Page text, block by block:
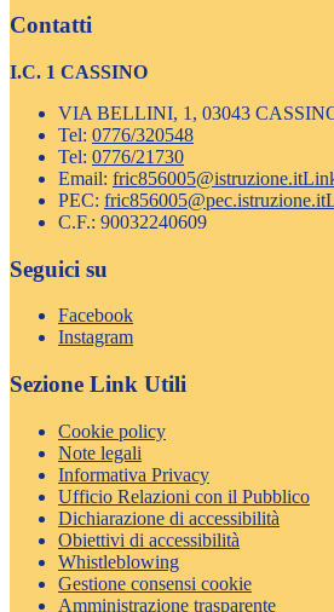
Contatti
I.C. 1 CASSINO
VIA BELLINI, 1, 03043
Tel: 0776/320548
Tel: 0776/21730
Email: fric856005@istruzione.it
PEC: fric856005@pec.istruzione.it
C.F.: 90032240609
Seguici su
Facebook
Instagram
Sezione Link Utili
Cookie policy
Note legali
Informativa Privacy
Ufficio Relazioni con il Pubblico
Dichiarazione di accessibilità
Obiettivi di accessibilità
Whistleblowing
Gestione consensi cookie
Amministrazione trasparente